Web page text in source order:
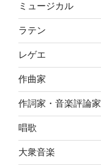
ミュージカル
ラテン
レゲエ
作曲家
作詞家・音楽評論家
唱歌
大衆音楽